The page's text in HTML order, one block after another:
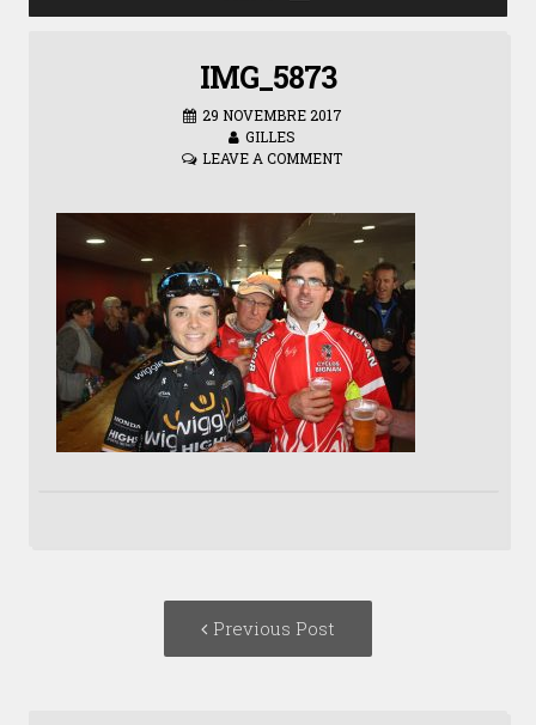
IMG_5873
29 NOVEMBRE 2017
GILLES
LEAVE A COMMENT
Previous Post